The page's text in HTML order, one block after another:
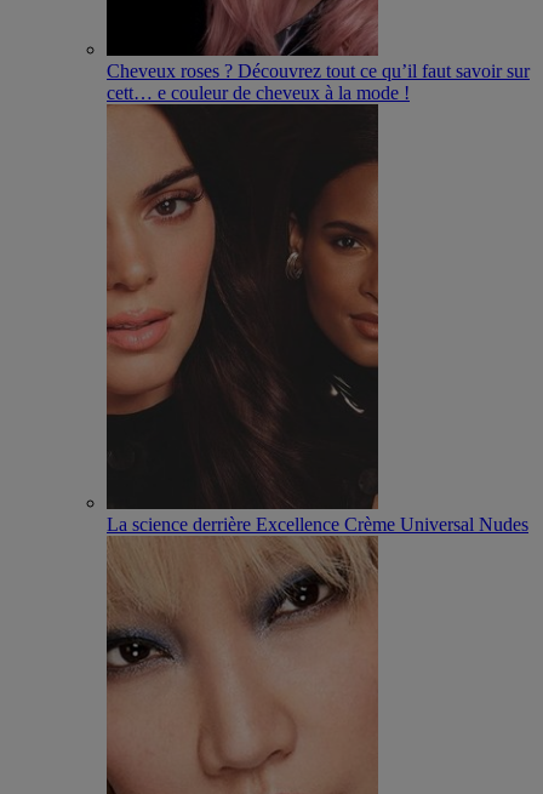
Cheveux roses ? Découvrez tout ce qu’il faut savoir sur
cett… e couleur de cheveux à la mode !
La science derrière Excellence Crème Universal Nudes